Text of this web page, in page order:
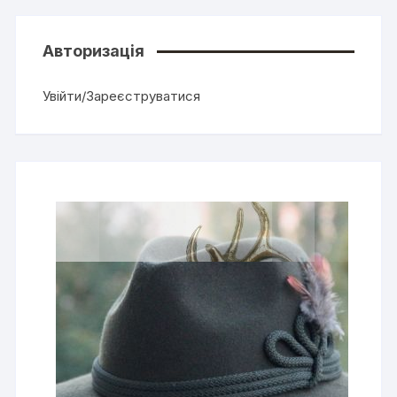
Авторизація
Увійти/Зареєструватися